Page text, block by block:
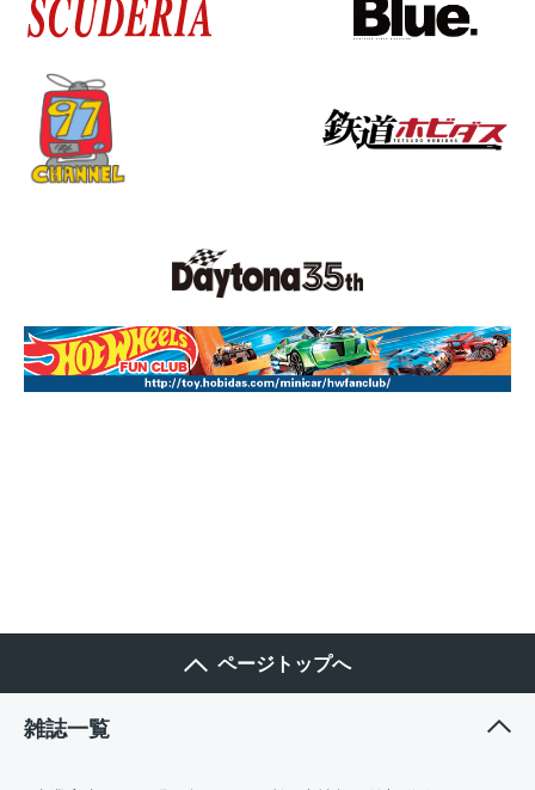
ページトップへ
雑誌一覧